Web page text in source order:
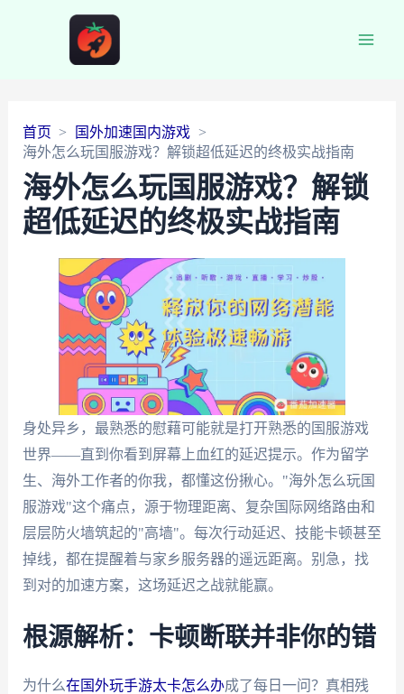
首页
国外加速国内游戏
海外怎么玩国服游戏？解锁超低延迟的终极实战指南
海外怎么玩国服游戏？解锁
超低延迟的终极实战指南
身处异乡，最熟悉的慰藉可能就是打开熟悉的国服游戏
世界——直到你看到屏幕上血红的延迟提示。作为留学
生、海外工作者的你我，都懂这份揪心。"海外怎么玩国
服游戏"这个痛点，源于物理距离、复杂国际网络路由和
层层防火墙筑起的"高墙"。每次行动延迟、技能卡顿甚至
掉线，都在提醒着与家乡服务器的遥远距离。别急，找
到对的加速方案，这场延迟之战就能赢。
根源解析：卡顿断联并非你的错
为什么在国外玩手游太卡怎么办成了每日一问？真相残